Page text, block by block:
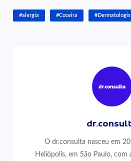
#alergia #Coceira
O dr.consulta nasceu em
Heliópolis, em São Paulo, com